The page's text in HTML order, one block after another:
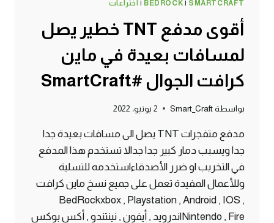
BEDROCK | SMARTCRAFT
| اختراعات
أقوى مدفع TNT خطير يصل
لمسافات بعيدة في ماين
كرافت الجوال #SmartCraft
بواسطة Smart_Craft 2 يونيو، 2022
مدفع متفجرات TNT يصل الى مسافات بعيدة جدا
جدا ويسبب دمار كبير جدا جدالا تستخدم هذا المدفع
في التخريب او ضرر الأصدقاءاستخدمه للتسلية
وللأعمال المفيدة تعمل على جميع نسخ ماين كرافت
BedRockxbox , Playstation , Android , IOS ,
Nintendo , Fireاندرويد , أيفون , نينتندو , أكس بوكس